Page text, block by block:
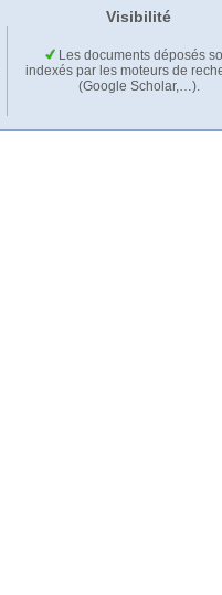
Visibilité
Les documents déposés
indexés par les moteurs de
(Google Scholar,…).